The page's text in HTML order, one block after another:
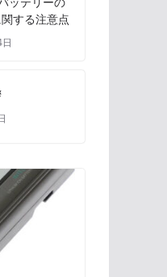
する注意点